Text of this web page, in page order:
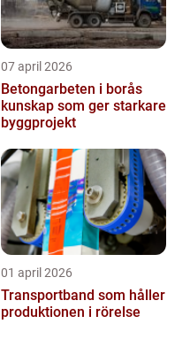
07 april 2026
Betongarbeten i borås
kunskap som ger starkare
byggprojekt
01 april 2026
Transportband som håller
produktionen i rörelse